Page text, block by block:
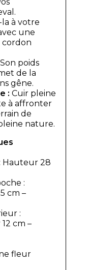
à votre
une
cordon
Son poids
de la
gêne.
: Cuir pleine
à affronter
de
nature.
Hauteur 28
:
cm –
:
cm –
fleur